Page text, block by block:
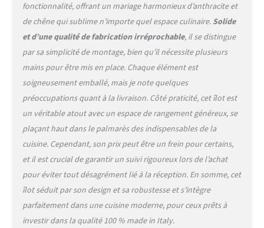
de décoration de manière
ordonnée FABRIQUÉ EN
ITALIE - L'article est produit
en Italie, avec l'utilisation
des meilleurs matériaux et
la plus haute qualité et
attention aux détails - Le
soin des processus de
production est synonyme
de fiabilité, de résistance et
de raffinement - La
certification Made in Italy
est une garantie complète
conformité aux
réglementations de l'Union
européenne
CARACTÉRISTIQUES
TECHNIQUES - Meuble
fonctionnalité, offrant un mariage harmonieux d’anthracite et
de chêne qui sublime n’importe quel espace culinaire. Solide
et d’une qualité de fabrication irréprochable, il se distingue
par sa simplicité de montage, bien qu’il nécessite plusieurs
mains pour être mis en place. Chaque élément est
soigneusement emballé, mais je note quelques
préoccupations quant à la livraison. Côté praticité, cet îlot est
un véritable atout avec un espace de rangement généreux, se
plaçant haut dans le palmarès des indispensables de la
cuisine. Cependant, son prix peut être un frein pour certains,
et il est crucial de garantir un suivi rigoureux lors de l’achat
pour éviter tout désagrément lié à la réception. En somme, cet
îlot séduit par son design et sa robustesse et s’intègre
parfaitement dans une cuisine moderne, pour ceux prêts à
investir dans la qualité 100 % made in Italy.